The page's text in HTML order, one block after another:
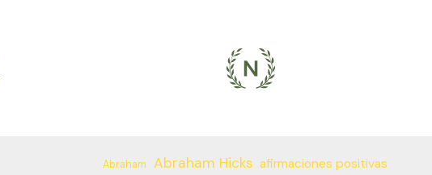
Abraham Abraham Hicks afirmaciones positivas